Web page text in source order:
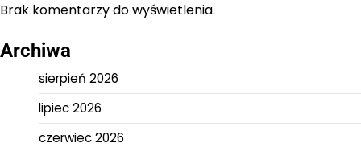
Brak komentarzy do wyświetlenia.
Archiwa
sierpień 2026
lipiec 2026
czerwiec 2026